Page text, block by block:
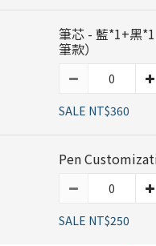
筆芯 - 藍*1+黑
筆款）
SALE NT$360
Pen
SALE NT$250